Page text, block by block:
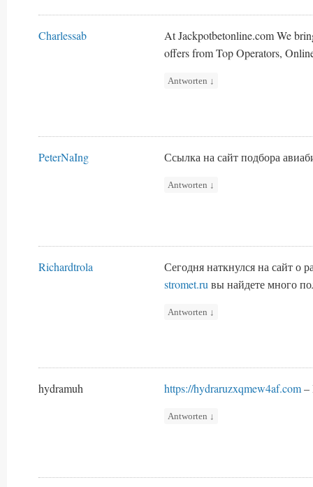
Charlessab
At Jackpotbetonline.com We
offers from Top Operators,
Antworten ↓
PeterNaIng Ссылка на сайт подбора
Antworten ↓
Richardtrola
Сегодня наткнулся на сайт о
stromet.ruвы найдете много
Antworten ↓
hydramuh https://hydraruzxqmew4af.com–
Antworten ↓